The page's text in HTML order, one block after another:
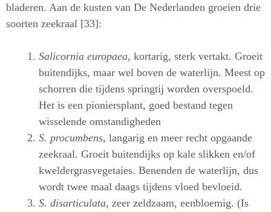
bladeren. Aan de kusten van De Nederlanden groeien drie
soorten zeekraal [33]:
Salicornia europaea, kortarig, sterk vertakt. Groeit
buitendijks, maar wel boven de waterlijn. Meest op
schorren die tijdens springtij worden overspoeld.
Het is een pioniersplant, goed bestand tegen
wisselende omstandigheden
S. procumbens, langarig en meer recht opgaande
zeekraal. Groeit buitendijks op kale slikken en/of
kweldergrasvegetaies. Benenden de waterlijn, dus
wordt twee maal daags tijdens vloed bevloeid.
S. disarticulata, zeer zeldzaam, eenbloemig. (Is